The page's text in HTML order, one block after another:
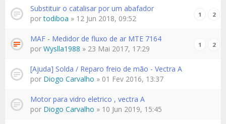
Substituir o catalisar por um abafador
1 2
portodiboa » 12 Jun 2018, 09:52
MAF - Medidor de fluxo de ar MTE 7164
1 2
por Wyslla1988 » 23 Mai 2017, 17:29
[Ajuda] Solda / Reparo freio de mão - Vectra A
por Diogo Carvalho » 01 Fev 2016, 13:37
Motor para vidro eletrico , vectra A
por Diogo Carvalho » 10 Jun 2019, 15:45